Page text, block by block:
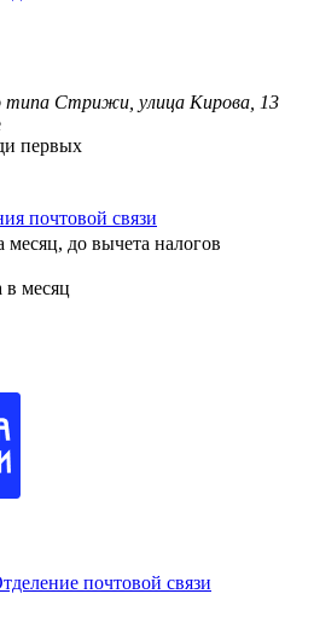
типа Стрижи, улица Кирова, 13
первых
почтовой связи
месяц, до вычета налогов
месяц
почтовой связи